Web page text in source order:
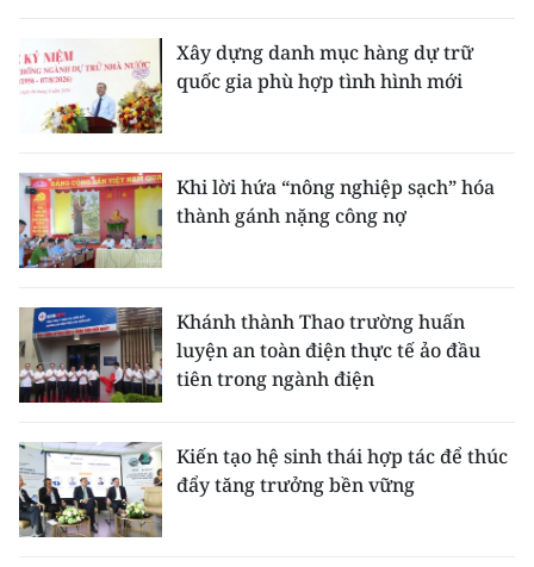
Xây dựng danh mục hàng dự trữ
quốc gia phù hợp tình hình mới
Khi lời hứa “nông nghiệp sạch” hóa
thành gánh nặng công nợ
Khánh thành Thao trường huấn
luyện an toàn điện thực tế ảo đầu
tiên trong ngành điện
Kiến tạo hệ sinh thái hợp tác để thúc
đẩy tăng trưởng bền vững